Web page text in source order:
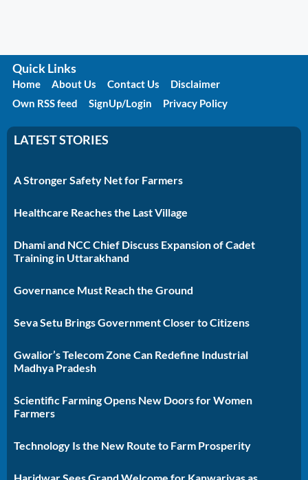
Quick Links
Home About Us Contact Us
Disclaimer
Own RSS feed
SignUp/Login Privacy Policy
LATEST STORIES
A Stronger Safety Net for Farmers
Healthcare Reaches the Last Village
Dhami and NCC Chief Discuss Expansion of Cadet
Training in Uttarakhand
Governance Must Reach the Ground
Seva Setu Brings Government Closer to Citizens
Gwalior’s Telecom Zone Can Redefine Industrial
Madhya Pradesh
Scientific Farming Opens New Doors for Women
Farmers
Technology Is the New Route to Farm Prosperity